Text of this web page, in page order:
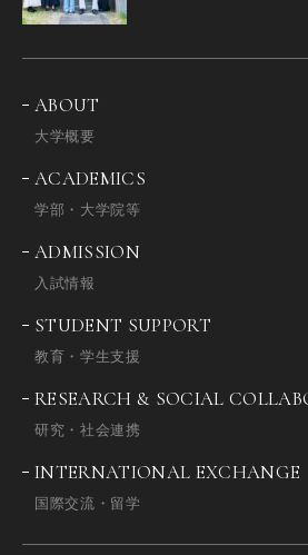
ABOUT
大学概要
ACADEMICS
学部・大学院等
ADMISSION
入試情報
STUDENT SUPPORT
教育・学生支援
RESEARCH & SOCIAL
研究・社会連携
INTERNATIONAL EXCHANGE
国際交流・留学